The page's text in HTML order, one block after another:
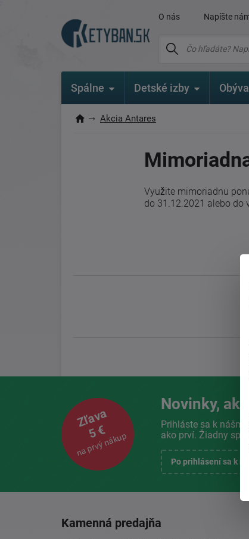
O nás Napíšte
Spálne Detské izby
Akcia Antares
Využite mimoriadnu
do 31.12.2021 alebo do
Zľava
5 €
na prvý nákup
Novinky,
Prihláste sa k
ako prví. Žiadny
Po prihlásení sa k
Kamenná predajňa